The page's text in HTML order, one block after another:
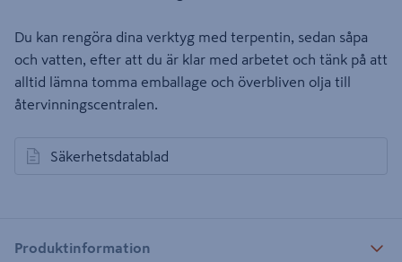
Du kan rengöra dina verktyg med terpentin, sedan såpa
och vatten, efter att du är klar med arbetet och tänk på att
alltid lämna tomma emballage och överbliven olja till
återvinningscentralen.
Säkerhetsdatablad
öppnas i en ny flik
Produktinformation